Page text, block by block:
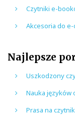
Czytniki e-
Akcesoria do
Najlepsze
Uszkodzony
Nauka języków
Prasa na